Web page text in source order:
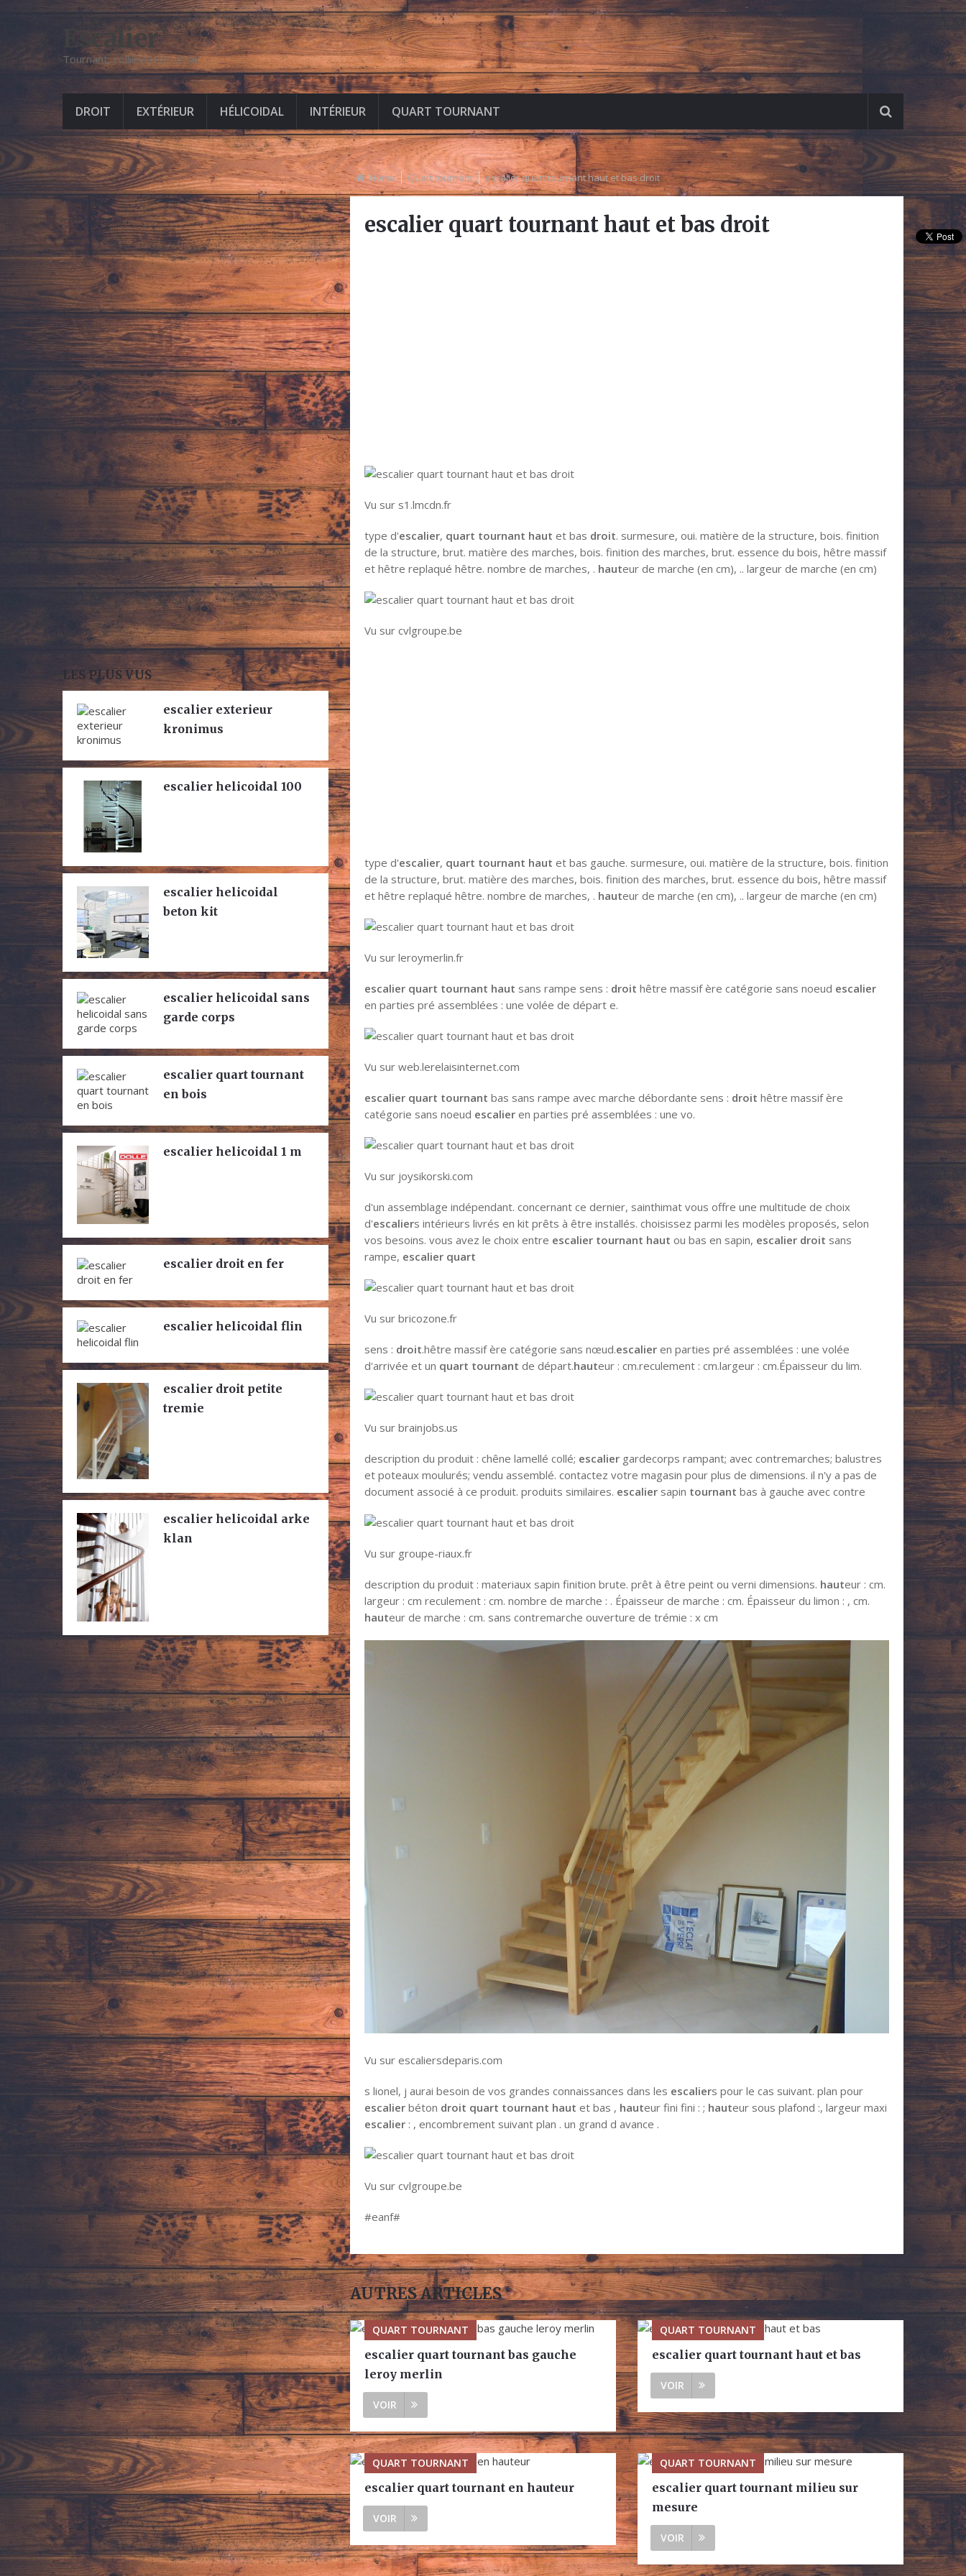
Escalier
Tournant, collimasson, droit
DROIT EXTÉRIEUR HÉLICOIDAL INTÉRIEUR QUART TOURNANT
Home Quart tournant escalier quart tournant haut et bas droit
escalier quart tournant haut et bas droit
Vu sur s1.lmcdn.fr
type d'escalier, quart tournant haut et bas droit. surmesure, oui. matière de la structure, bois. finition
de la structure, brut. matière des marches, bois. finition des marches, brut. essence du bois, hêtre massif
et hêtre replaqué hêtre. nombre de marches, . hauteur de marche (en cm), .. largeur de marche (en cm)
Vu sur cvlgroupe.be
type d'escalier, quart tournant haut et bas gauche. surmesure, oui. matière de la structure, bois. finition
de la structure, brut. matière des marches, bois. finition des marches, brut. essence du bois, hêtre massif
et hêtre replaqué hêtre. nombre de marches, . hauteur de marche (en cm), .. largeur de marche (en cm)
Vu sur leroymerlin.fr
escalier quart tournant haut sans rampe sens : droit hêtre massif ère catégorie sans noeud escalier
en parties pré assemblées : une volée de départ e.
Vu sur web.lerelaisinternet.com
escalier quart tournant bas sans rampe avec marche débordante sens : droit hêtre massif ère
catégorie sans noeud escalier en parties pré assemblées : une vo.
Vu sur joysikorski.com
d'un assemblage indépendant. concernant ce dernier, sainthimat vous offre une multitude de choix
d'escaliers intérieurs livrés en kit prêts à être installés. choisissez parmi les modèles proposés, selon
vos besoins. vous avez le choix entre escalier tournant haut ou bas en sapin, escalier droit sans
rampe, escalier quart
Vu sur bricozone.fr
sens : droit.hêtre massif ère catégorie sans nœud.escalier en parties pré assemblées : une volée
d'arrivée et un quart tournant de départ.hauteur : cm.reculement : cm.largeur : cm.Épaisseur du lim.
Vu sur brainjobs.us
description du produit : chêne lamellé collé; escalier gardecorps rampant; avec contremarches; balustres
et poteaux moulurés; vendu assemblé. contactez votre magasin pour plus de dimensions. il n'y a pas de
document associé à ce produit. produits similaires. escalier sapin tournant bas à gauche avec contre
Vu sur groupe-riaux.fr
description du produit : materiaux sapin finition brute. prêt à être peint ou verni dimensions. hauteur : cm.
largeur : cm reculement : cm. nombre de marche : . Épaisseur de marche : cm. Épaisseur du limon : , cm.
hauteur de marche : cm. sans contremarche ouverture de trémie : x cm
Vu sur escaliersdeparis.com
s lionel, j aurai besoin de vos grandes connaissances dans les escaliers pour le cas suivant. plan pour
escalier béton droit quart tournant haut et bas , hauteur fini fini : ; hauteur sous plafond :, largeur maxi
escalier : , encombrement suivant plan . un grand d avance .
Vu sur cvlgroupe.be
#eanf#
Pin It
AUTRES ARTICLES
QUART TOURNANT
escalier quart tournant bas gauche
leroy merlin
VOIR
QUART TOURNANT
escalier quart tournant haut et bas
VOIR
QUART TOURNANT
escalier quart tournant en hauteur
VOIR
QUART TOURNANT
escalier quart tournant milieu sur
mesure
VOIR
LES PLUS VUS
escalier exterieur
kronimus
escalier helicoidal 100
escalier helicoidal
beton kit
escalier helicoidal sans
garde corps
escalier quart tournant
en bois
escalier helicoidal 1 m
escalier droit en fer
escalier helicoidal flin
escalier droit petite
tremie
escalier helicoidal arke
klan